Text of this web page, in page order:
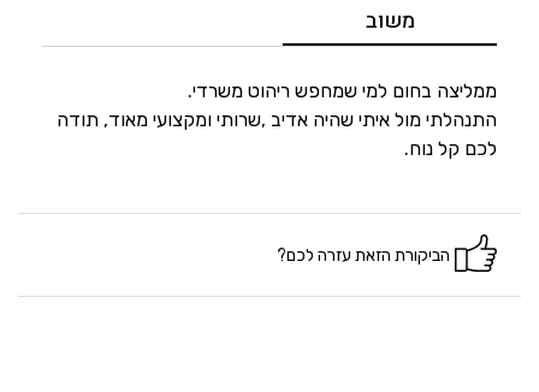
משוב
ממליצה בחום למי שמחפש ריהוט משרדי.
התנהלתי מול איתי שהיה אדיב ,שרותי ומקצועי מאוד, תודה
לכם קל נוח.
הביקורת הזאת עזרה לכם?